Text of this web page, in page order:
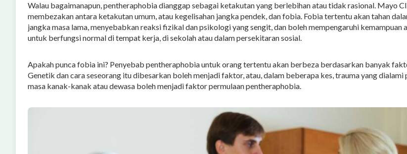
Walau bagaimanapun, pentheraphobia dianggap sebagai ketakutan yang berlebihan atau tidak rasional. Mayo
membezakan antara ketakutan umum, atau kegelisahan jangka pendek, dan fobia. Fobia tertentu akan tahan
jangka masa lama, menyebabkan reaksi fizikal dan psikologi yang sengit, dan boleh mempengaruhi kemampuan
untuk berfungsi normal di tempat kerja, di sekolah atau dalam persekitaran sosial.
Apakah punca fobia ini? Penyebab pentheraphobia untuk orang tertentu akan berbeza berdasarkan banyak
Genetik dan cara seseorang itu dibesarkan boleh menjadi faktor, atau, dalam beberapa kes, trauma yang dialami
masa kanak-kanak atau dewasa boleh menjadi faktor permulaan pentheraphobia.